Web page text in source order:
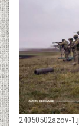
24050502azov-